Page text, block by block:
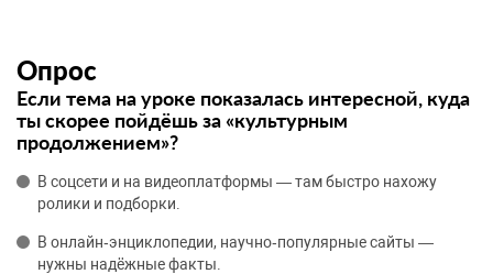
Опрос
Если тема на уроке показалась интересной, куда
ты скорее пойдёшь за «культурным
продолжением»?
В соцсети и на видеоплатформы — там быстро нахожу
ролики и подборки.
В онлайн‑энциклопедии, научно‑популярные сайты —
нужны надёжные факты.